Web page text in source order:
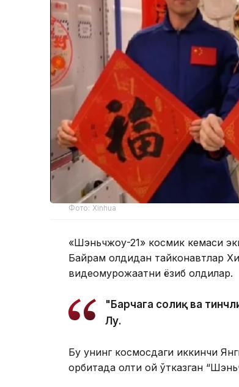
Фото: Xinhua
«Шэньчжоу-21» космик кемаси
Байрам олдидан тайконавтлар
видеомурожаатни ёзиб олдилар.
"Барчага соғлиқ ва
Лу.
Бу унинг космосдаги иккинчи
орбитада олти ой ўтказган